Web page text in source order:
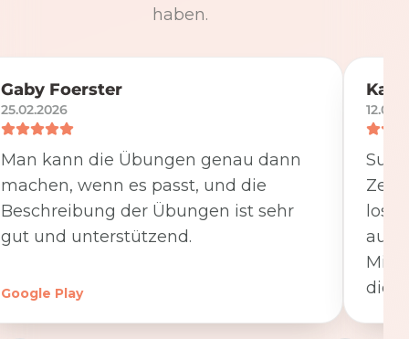
haben.
Gaby Foerster
25.02.2026
Man kann die Übungen genau dann
machen, wenn es passt, und die
Beschreibung der Übungen ist sehr
gut und unterstützend.
Google Play
Zeit
die